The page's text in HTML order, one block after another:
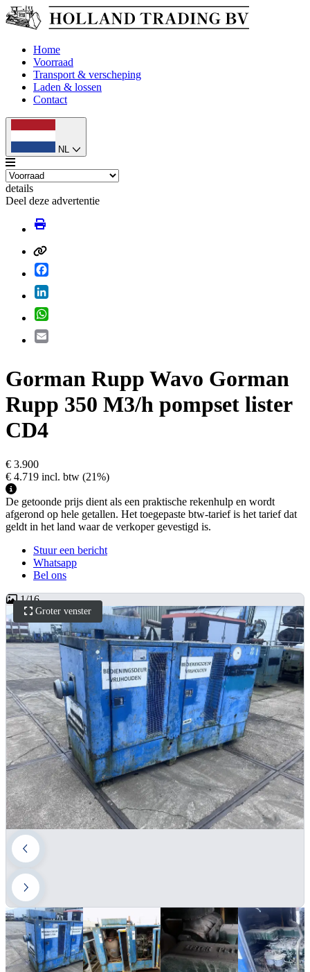
Home
Voorraad
Transport & verscheping
Laden & lossen
Contact
NL
details
Deel deze advertentie
Gorman Rupp Wavo Gorman
Rupp 350 M3/h pompset lister
CD4
€ 3.900
€ 4.719 incl. btw (21%)
De getoonde prijs dient als een praktische rekenhulp en wordt
afgerond op hele getallen. Het toegepaste btw-tarief is het tarief dat
geldt in het land waar de verkoper gevestigd is.
Stuur een bericht
Whatsapp
Bel ons
Groter venster
1/16